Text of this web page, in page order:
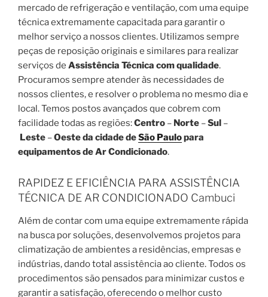
mercado de refrigeração e ventilação, com uma equipe
técnica extremamente capacitada para garantir o
melhor serviço a nossos clientes. Utilizamos sempre
peças de reposição originais e similares para realizar
serviços de Assistência Técnica com qualidade.
Procuramos sempre atender às necessidades de
nossos clientes, e resolver o problema no mesmo dia e
local. Temos postos avançados que cobrem com
facilidade todas as regiões:Centro – Norte –Sul –
Leste –Oeste da cidade deSão Paulopara
equipamentos de Ar Condicionado.
RAPIDEZ E EFICIÊNCIA PARA ASSISTÊNCIA
TÉCNICA DE AR CONDICIONADO Cambuci
Além de contar com uma equipe extremamente rápida
na busca por soluções, desenvolvemos projetos para
climatização de ambientes a residências, empresas e
indústrias, dando total assistência ao cliente. Todos os
procedimentos são pensados para minimizar custos e
garantir a satisfação, oferecendo o melhor custo